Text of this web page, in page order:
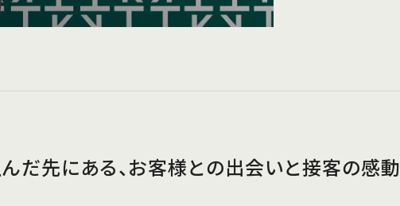
だ先にある、お客様との出会いと接客の感動